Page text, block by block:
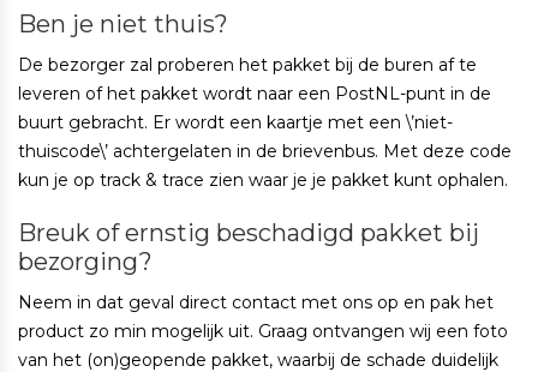
Ben je niet thuis?
De bezorger zal proberen het pakket bij de buren af te
leveren of het pakket wordt naar een PostNL-punt in de
buurt gebracht. Er wordt een kaartje met een \’niet-
thuiscode\’ achtergelaten in de brievenbus. Met deze code
kun je op track & trace zien waar je je pakket kunt ophalen.
Breuk of ernstig beschadigd pakket bij
bezorging?
Neem in dat geval direct contact met ons op en pak het
product zo min mogelijk uit. Graag ontvangen wij een foto
van het (on)geopende pakket, waarbij de schade duidelijk